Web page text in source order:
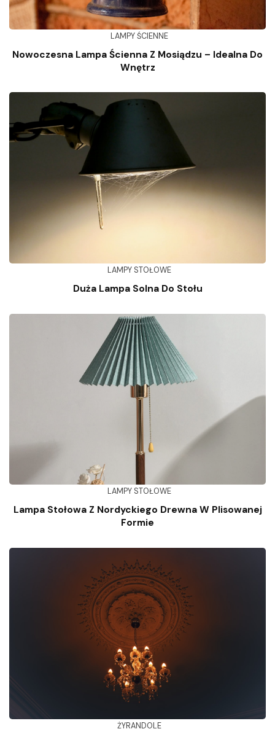
LAMPY ŚCIENNE
Nowoczesna Lampa Ścienna Z Mosiądzu – Idealna Do
Wnętrz
LAMPY STOŁOWE
Duża Lampa Solna Do Stołu
LAMPY STOŁOWE
Lampa Stołowa Z Nordyckiego Drewna W Plisowanej
Formie
ŻYRANDOLE